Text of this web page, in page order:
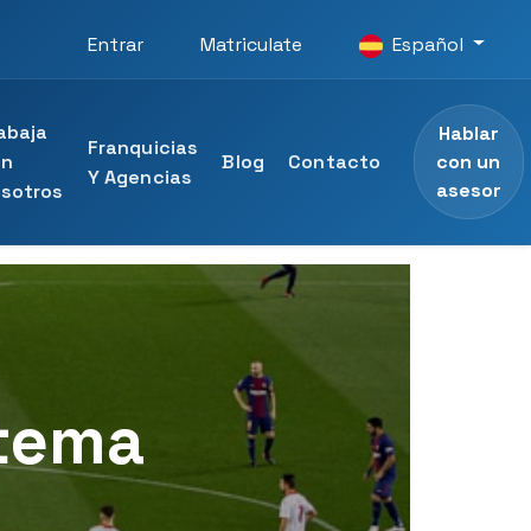
Entrar Matriculate Español
Franquicias
Y Agencias
Blog Contacto
Hablar
con un
asesor